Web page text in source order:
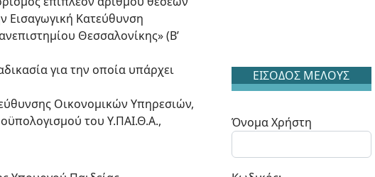
Εισαγωγική Κατεύθυνση
Θεσσαλονίκης» (Β’
για την οποία υπάρχει
Οικονομικών Υπηρεσιών,
του Υ.ΠΑΙ.Θ.Α.,
ΕΙΣΟΔΟΣ ΜΕΛΟΥΣ
Όνομα Χρήστη